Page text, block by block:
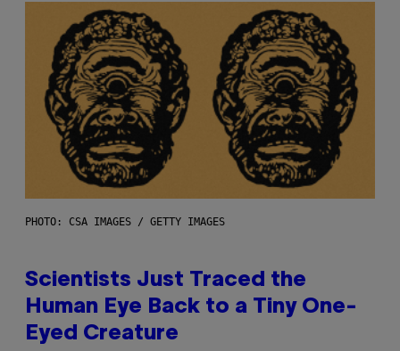
PHOTO: CSA IMAGES / GETTY IMAGES
Scientists Just Traced the
Human Eye Back to a Tiny One-
Eyed Creature